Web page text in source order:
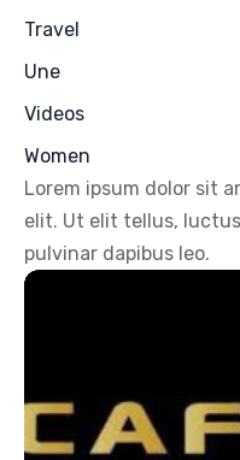
Travel
Une
Videos
Women
Lorem ipsum dolor sit
elit. Ut elit tellus,
pulvinar dapibus leo.